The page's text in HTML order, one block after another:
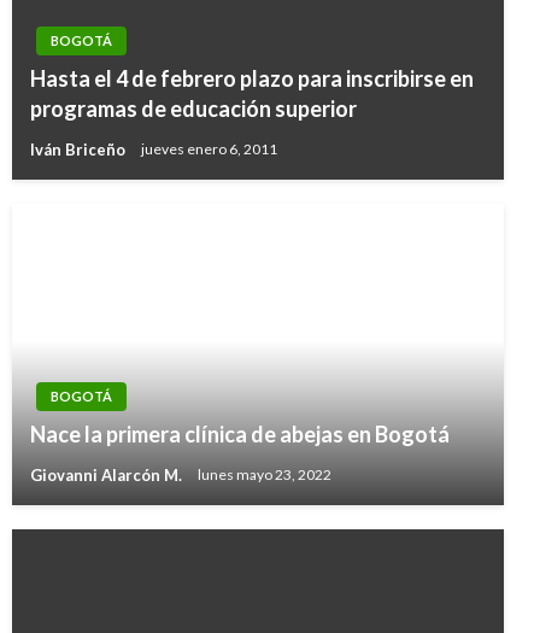
BOGOTÁ
Hasta el 4 de febrero plazo para inscribirse en
programas de educación superior
Iván Briceño jueves enero 6, 2011
BOGOTÁ
Nace la primera clínica de abejas en Bogotá
Giovanni Alarcón M. lunes mayo 23, 2022